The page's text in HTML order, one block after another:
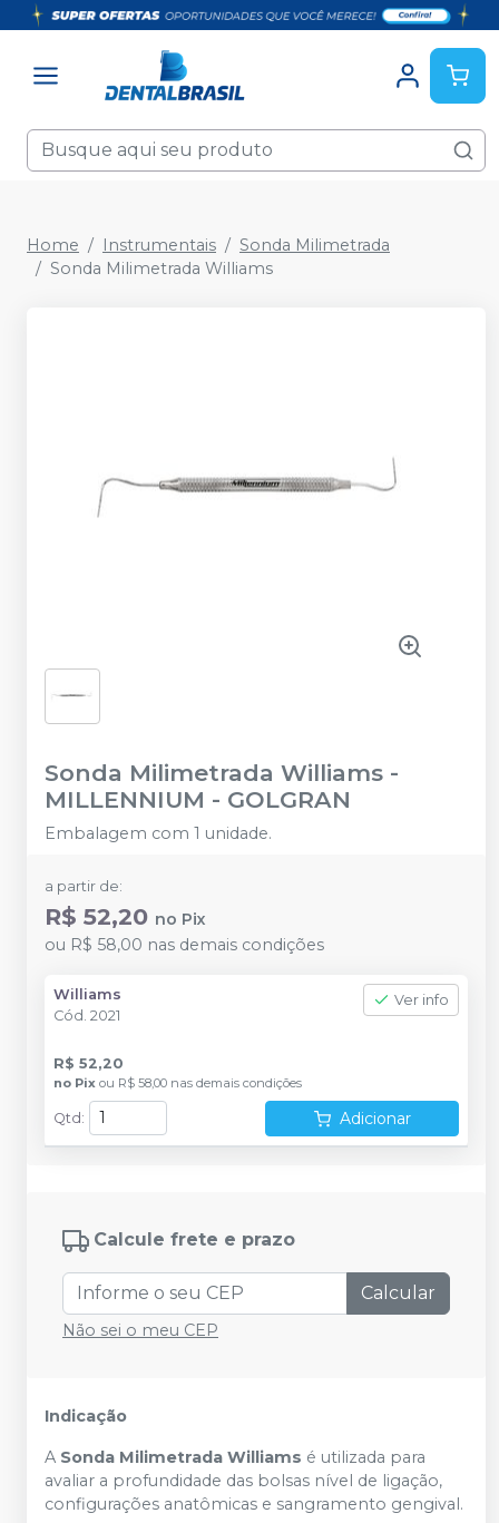
Home Instrumentais
Sonda Milimetrada
Sonda Milimetrada Williams
Sonda Milimetrada Williams -
MILLENNIUM - GOLGRAN
Embalagem com 1 unidade.
a partir de:
R$ 52,20 no Pix
ou R$ 58,00 nas demais condições
Williams
Cód. 2021
Ver info
R$ 52,20
no Pix ou R$ 58,00 nas demais condições
Qtd : Adicionar
Calcule frete e prazo
Calcular
Não sei o meu CEP
Indicação
A Sonda Milimetrada Williams é utilizada para
avaliar a profundidade das bolsas nível de ligação,
configurações anatômicas e sangramento gengival.